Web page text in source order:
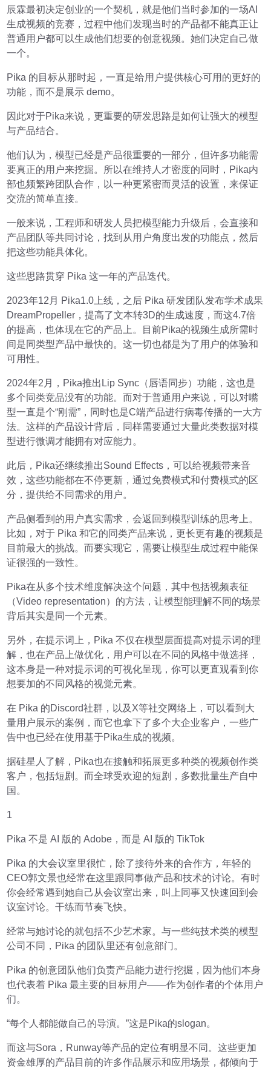
辰霖最初决定创业的一个契机，就是他们当时参加的一场AI
生成视频的竞赛，过程中他们发现当时的产品都不能真正让
普通用户都可以生成他们想要的创意视频。她们决定自己做
一个。
Pika 的目标从那时起，一直是给用户提供核心可用的更好的
功能，而不是展示 demo。
因此对于Pika来说，更重要的研发思路是如何让强大的模型
与产品结合。
他们认为，模型已经是产品很重要的一部分，但许多功能需
要真正的用户来挖掘。所以在维持人才密度的同时，Pika内
部也频繁跨团队合作，以一种更紧密而灵活的设置，来保证
交流的简单直接。
一般来说，工程师和研发人员把模型能力升级后，会直接和
产品团队等共同讨论，找到从用户角度出发的功能点，然后
把这些功能具体化。
这些思路贯穿 Pika 这一年的产品迭代。
2023年12月 Pika1.0上线，之后 Pika 研发团队发布学术成果
DreamPropeller，提高了文本转3D的生成速度，而这4.7倍
的提高，也体现在它的产品上。目前Pika的视频生成所需时
间是同类型产品中最快的。这一切也都是为了用户的体验和
可用性。
2024年2月，Pika推出Lip Sync（唇语同步）功能，这也是
多个同类竞品没有的功能。而对于普通用户来说，可以对嘴
型一直是个“刚需”，同时也是C端产品进行病毒传播的一大方
法。这样的产品设计背后，同样需要通过大量此类数据对模
型进行微调才能拥有对应能力。
此后，Pika还继续推出Sound Effects，可以给视频带来音
效，这些功能都在不停更新，通过免费模式和付费模式的区
分，提供给不同需求的用户。
产品侧看到的用户真实需求，会返回到模型训练的思考上。
比如，对于 Pika 和它的同类产品来说，更长更有趣的视频是
目前最大的挑战。而要实现它，需要让模型生成过程中能保
证很强的一致性。
Pika在从多个技术维度解决这个问题，其中包括视频表征
（Video representation）的方法，让模型能理解不同的场景
背后其实是同一个元素。
另外，在提示词上，Pika 不仅在模型层面提高对提示词的理
解，也在产品上做优化，用户可以在不同的风格中做选择，
这本身是一种对提示词的可视化呈现，你可以更直观看到你
想要加的不同风格的视觉元素。
在 Pika 的Discord社群，以及X等社交网络上，可以看到大
量用户展示的案例，而它也拿下了多个大企业客户，一些广
告中也已经在使用基于Pika生成的视频。
据硅星人了解，Pika也在接触和拓展更多种类的视频创作类
客户，包括短剧。而全球受欢迎的短剧，多数批量生产自中
国。
1
Pika 不是 AI 版的 Adobe，而是 AI 版的 TikTok
Pika 的大会议室里很忙，除了接待外来的合作方，年轻的
CEO郭文景也经常在这里跟同事做产品和技术的讨论。有时
你会经常遇到她自己从会议室出来，叫上同事又快速回到会
议室讨论。干练而节奏飞快。
经常与她讨论的就包括不少艺术家。与一些纯技术类的模型
公司不同，Pika 的团队里还有创意部门。
Pika 的创意团队他们负责产品能力进行挖掘，因为他们本身
也代表着 Pika 最主要的目标用户——作为创作者的个体用户
们。
“每个人都能做自己的导演。”这是Pika的slogan。
而这与Sora，Runway等产品的定位有明显不同。这些更加
资金雄厚的产品目前的许多作品展示和应用场景，都倾向于